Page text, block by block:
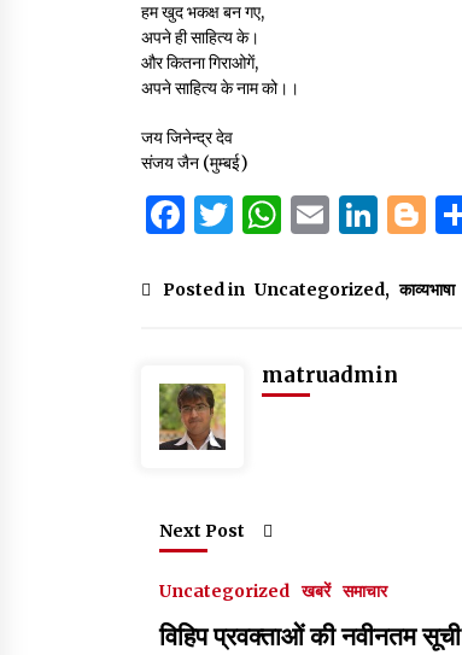
हम खुद भकक्ष बन गए,
अपने ही साहित्य के।
और कितना गिराओगें,
अपने साहित्य के नाम को।।
जय जिनेन्द्र देव
संजय जैन (मुम्बई)
F
c
o
o
T
it
W
at
A
p
E
ai
Li
k
dI
B
g
Posted in Uncategorized, काव्यभाषा
matruadmin
Next Post
Uncategorized खबरें समाचार
विहिप प्रवक्ताओं की नवीनतम सूची